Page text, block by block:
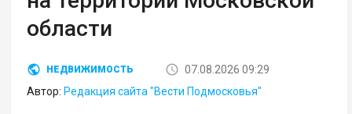
области
НЕДВИЖИМОСТЬ
07.08.2026 09:29
Автор: Редакция сайта "Вести Подмосковья"